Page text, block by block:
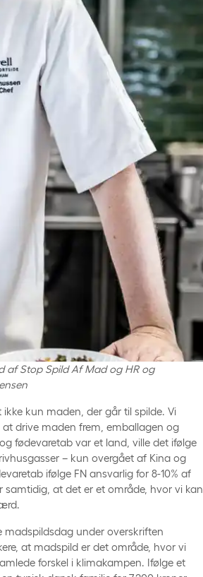
af Stop Spild Af Mad og HR og
kun maden, der går til spilde. Vi
at drive maden frem, emballagen og
fødevaretab var et land, ville det ifølge
– kun overgået af Kina og
ifølge FN ansvarlig for 8-10% af
samtidig, at det er et område, hvor vi kan
madspildsdag under overskriften
at madspild er det område, hvor vi
forskel i klimakampen. Ifølge et